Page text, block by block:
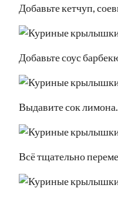
Добавьте кетчуп,
Добавьте соус
Выдавите сок
Всё тщательно